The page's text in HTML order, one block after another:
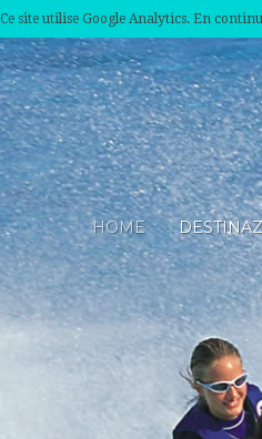
Ce site utilise Google Analytics. En
HOME